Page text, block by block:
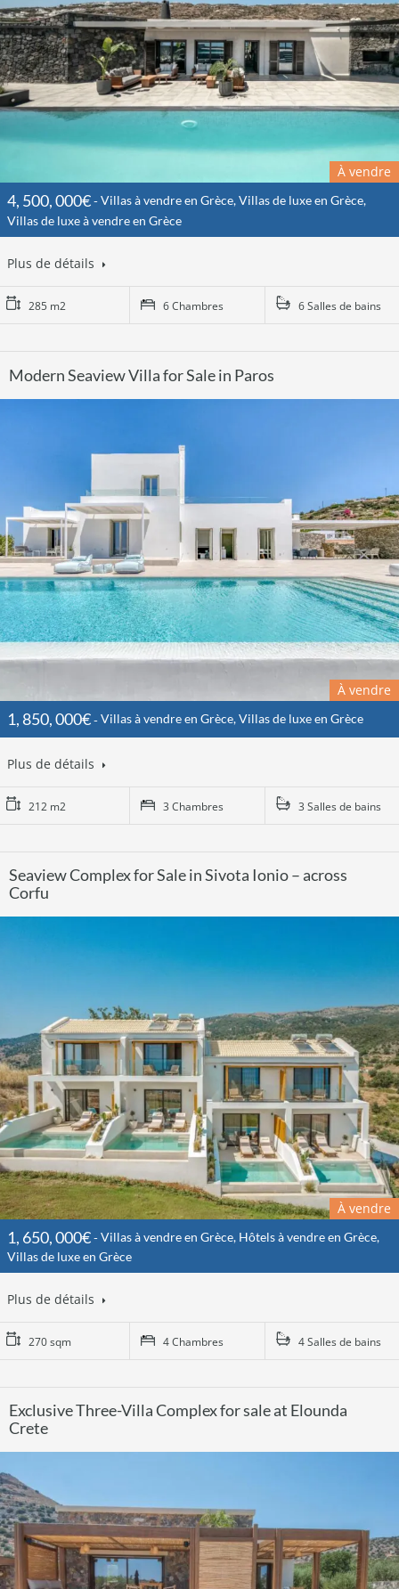
À vendre
4, 500, 000€
Villas à vendre en Grèce, Villas de luxe en Grèce,
Villas de luxe à vendre en Grèce
Plus de détails
285 m2 6 Chambres 6 Salles de bains
Modern Seaview Villa for Sale in Paros
À vendre
1, 850, 000€ Villas à vendre en Grèce, Villas de luxe en Grèce
Plus de détails
212 m2 3 Chambres 3 Salles de bains
Seaview Complex for Sale in Sivota Ionio – across
Corfu
À vendre
1, 650, 000€
Villas à vendre en Grèce, Hôtels à vendre en Grèce,
Villas de luxe en Grèce
Plus de détails
270 sqm 4 Chambres 4 Salles de bains
Exclusive Three-Villa Complex for sale at Elounda
Crete